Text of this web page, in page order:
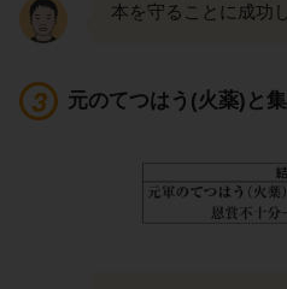
本を守ることに成功
元のてつはう(火薬)と